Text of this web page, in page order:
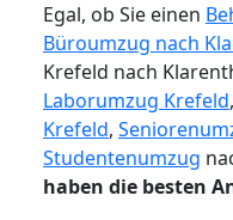
Egal, ob Sie einen
Büroumzug nach
Krefeld nach
Laborumzug Krefeld,
Krefeld,
Studentenumzug
haben die besten